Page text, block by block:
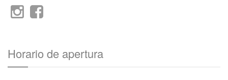
Horario de apertura